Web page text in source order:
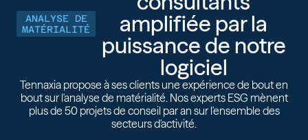
ANALYSE DE
MATÉRIALITÉ
amplifiée par la
puissance de notre
logiciel
Tennaxia propose à ses clients une expérience de bout en
bout sur l'analyse de matérialité. Nos experts ESG mènent
plus de 50 projets de conseil par an sur l'ensemble des
secteurs d'activité.